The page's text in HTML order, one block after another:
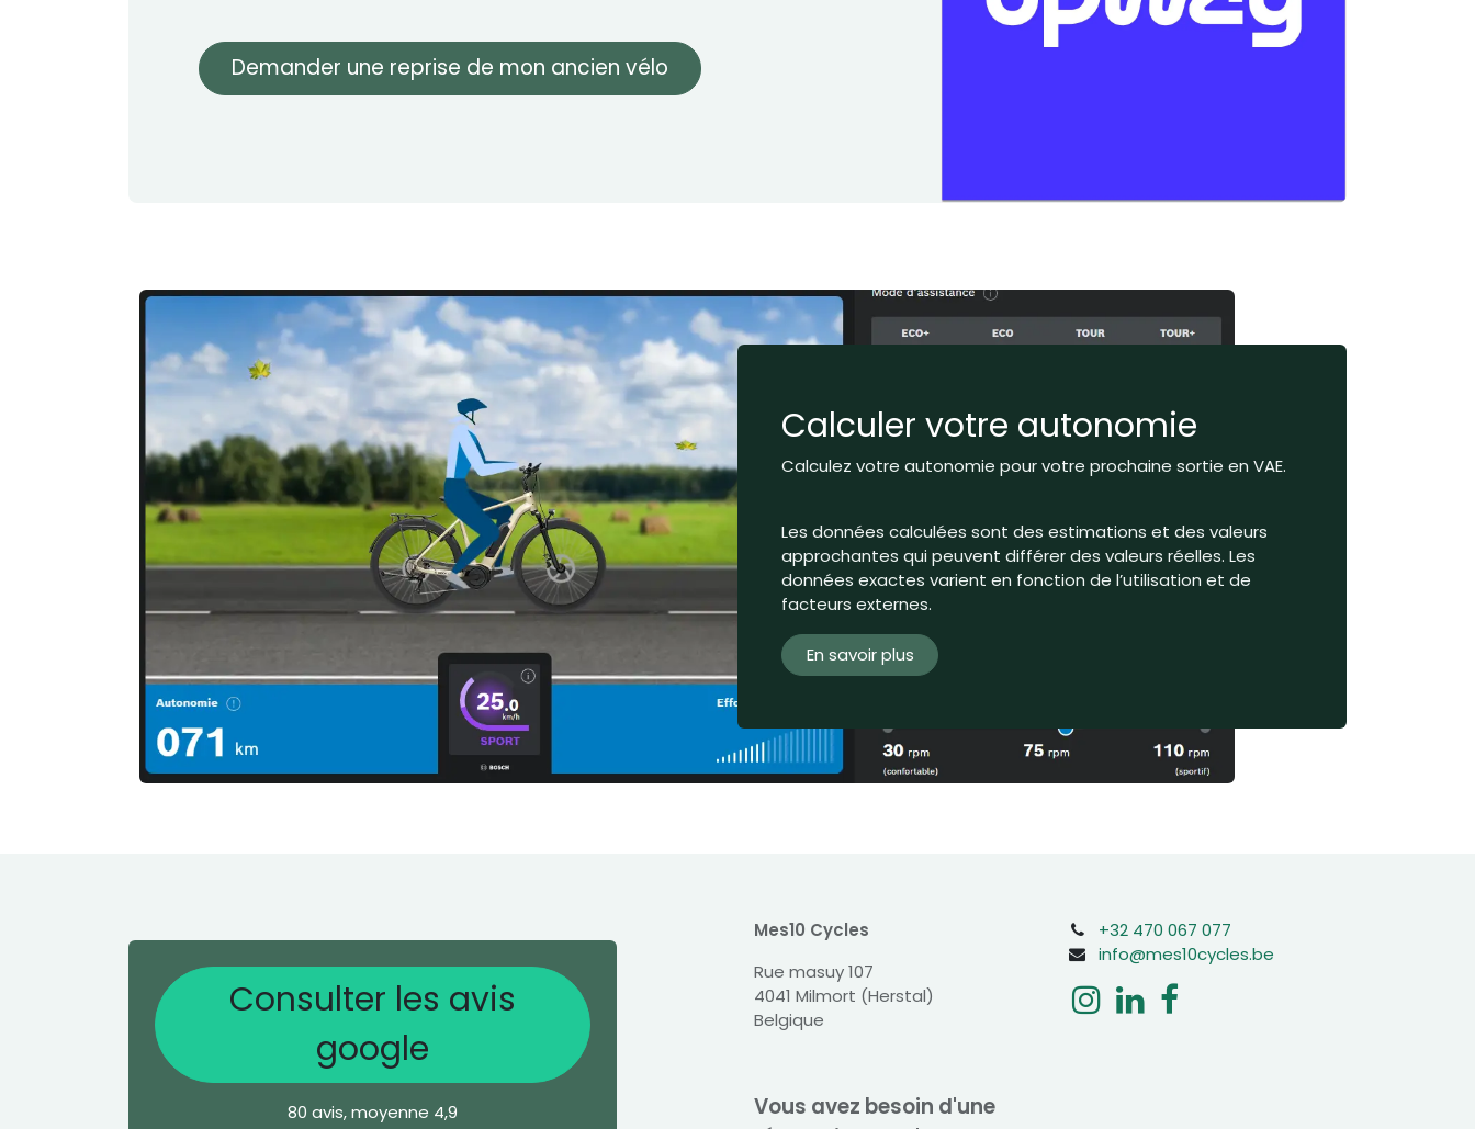
Demander une reprise de mon ancien vélo
Calculer votre autonomie
Calculez votre autonomie pour votre prochaine sortie en VAE.
Les données calculées sont des estimations et des valeurs
approchantes qui peuvent différer des valeurs réelles. Les
données exactes varient en fonction de l’utilisation et de
facteurs externes.
En savoir plus
Consulter les avis
google
80 avis, moyenne 4,9
Mes10 Cycles
Rue masuy 107
4041 Milmort (Herstal)
Belgique
Vous avez besoin d'une
+32 470 067 077
info@mes10cycles.be